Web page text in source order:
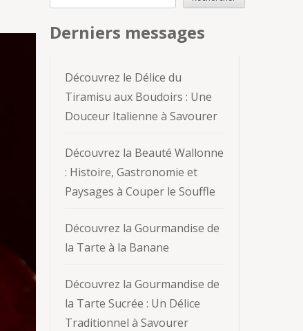
Derniers messages
Découvrez le Délice du
Tiramisu aux Boudoirs : Une
Douceur Italienne à Savourer
Découvrez la Beauté Wallonne
: Histoire, Gastronomie et
Paysages à Couper le Souffle
Découvrez la Gourmandise de
la Tarte à la Banane
Découvrez la Gourmandise de
la Tarte Sucrée : Un Délice
Traditionnel à Savourer